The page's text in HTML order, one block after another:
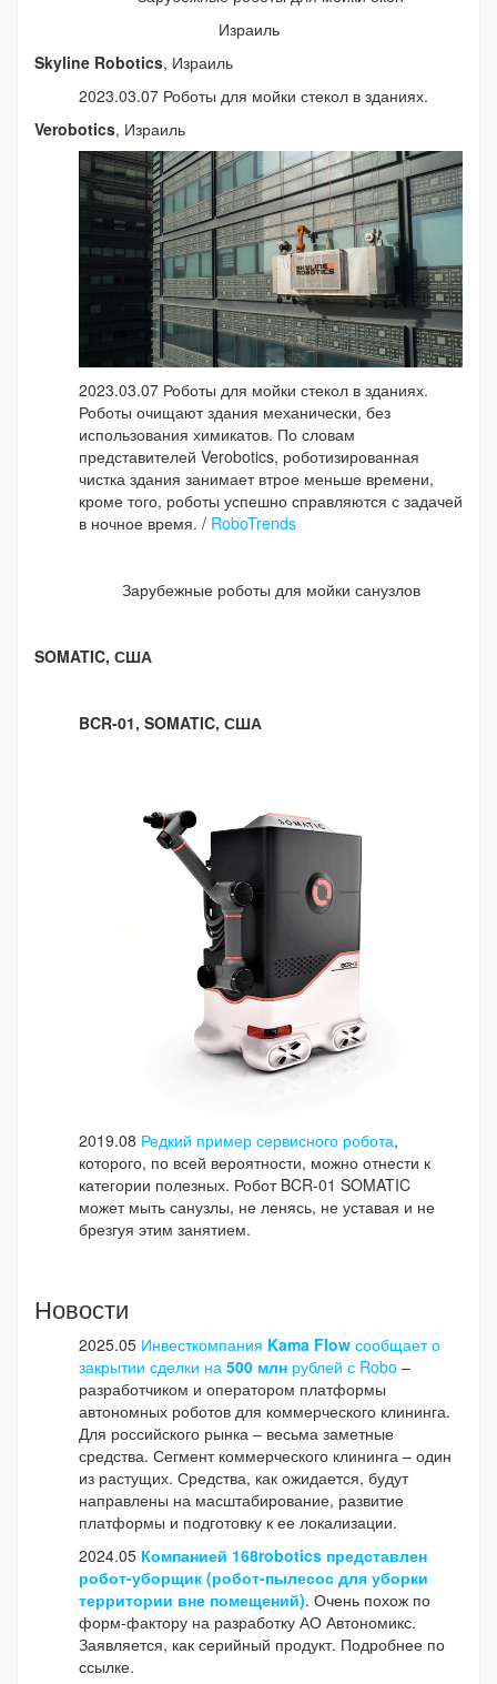
Израиль
Skyline Robotics, Израиль
2023.03.07 Роботы для мойки стекол в зданиях.
Verobotics, Израиль
2023.03.07 Роботы для мойки стекол в зданиях.
Роботы очищают здания механически, без
использования химикатов. По словам
представителей Verobotics, роботизированная
чистка здания занимает втрое меньше времени,
кроме того, роботы успешно справляются с задачей
в ночное время. / RoboTrends
Зарубежные роботы для мойки санузлов
SOMATIC, США
BCR-01, SOMATIC, США
2019.08 Редкий пример сервисного робота,
которого, по всей вероятности, можно отнести к
категории полезных. Робот BCR-01 SOMATIC
может мыть санузлы, не ленясь, не уставая и не
брезгуя этим занятием.
Новости
2025.05 Инвесткомпания Kama Flow сообщает о
закрытии сделки на 500 млн рублей с Robo –
разработчиком и оператором платформы
автономных роботов для коммерческого клининга.
Для российского рынка – весьма заметные
средства. Сегмент коммерческого клининга – один
из растущих. Средства, как ожидается, будут
направлены на масштабирование, развитие
платформы и подготовку к ее локализации.
2024.05 Компанией 168robotics представлен
робот-уборщик (робот-пылесос для уборки
территории вне помещений). Очень похож по
форм-фактору на разработку АО Автономикс.
Заявляется, как серийный продукт. Подробнее по
ссылке.